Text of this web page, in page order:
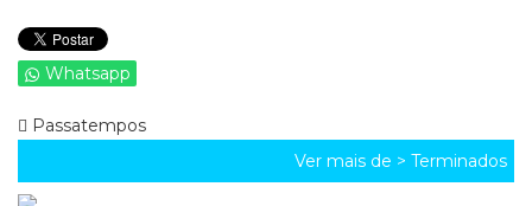
Whatsapp
Passatempos
Ver mais de > Terminados